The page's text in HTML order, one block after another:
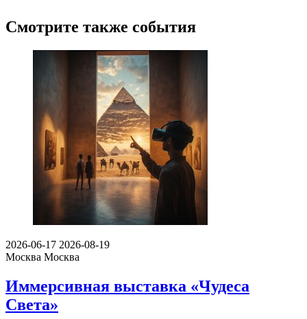
Смотрите также события
2026-06-17 2026-08-19
Москва Москва
Иммерсивная выставка «Чудеса
Света»